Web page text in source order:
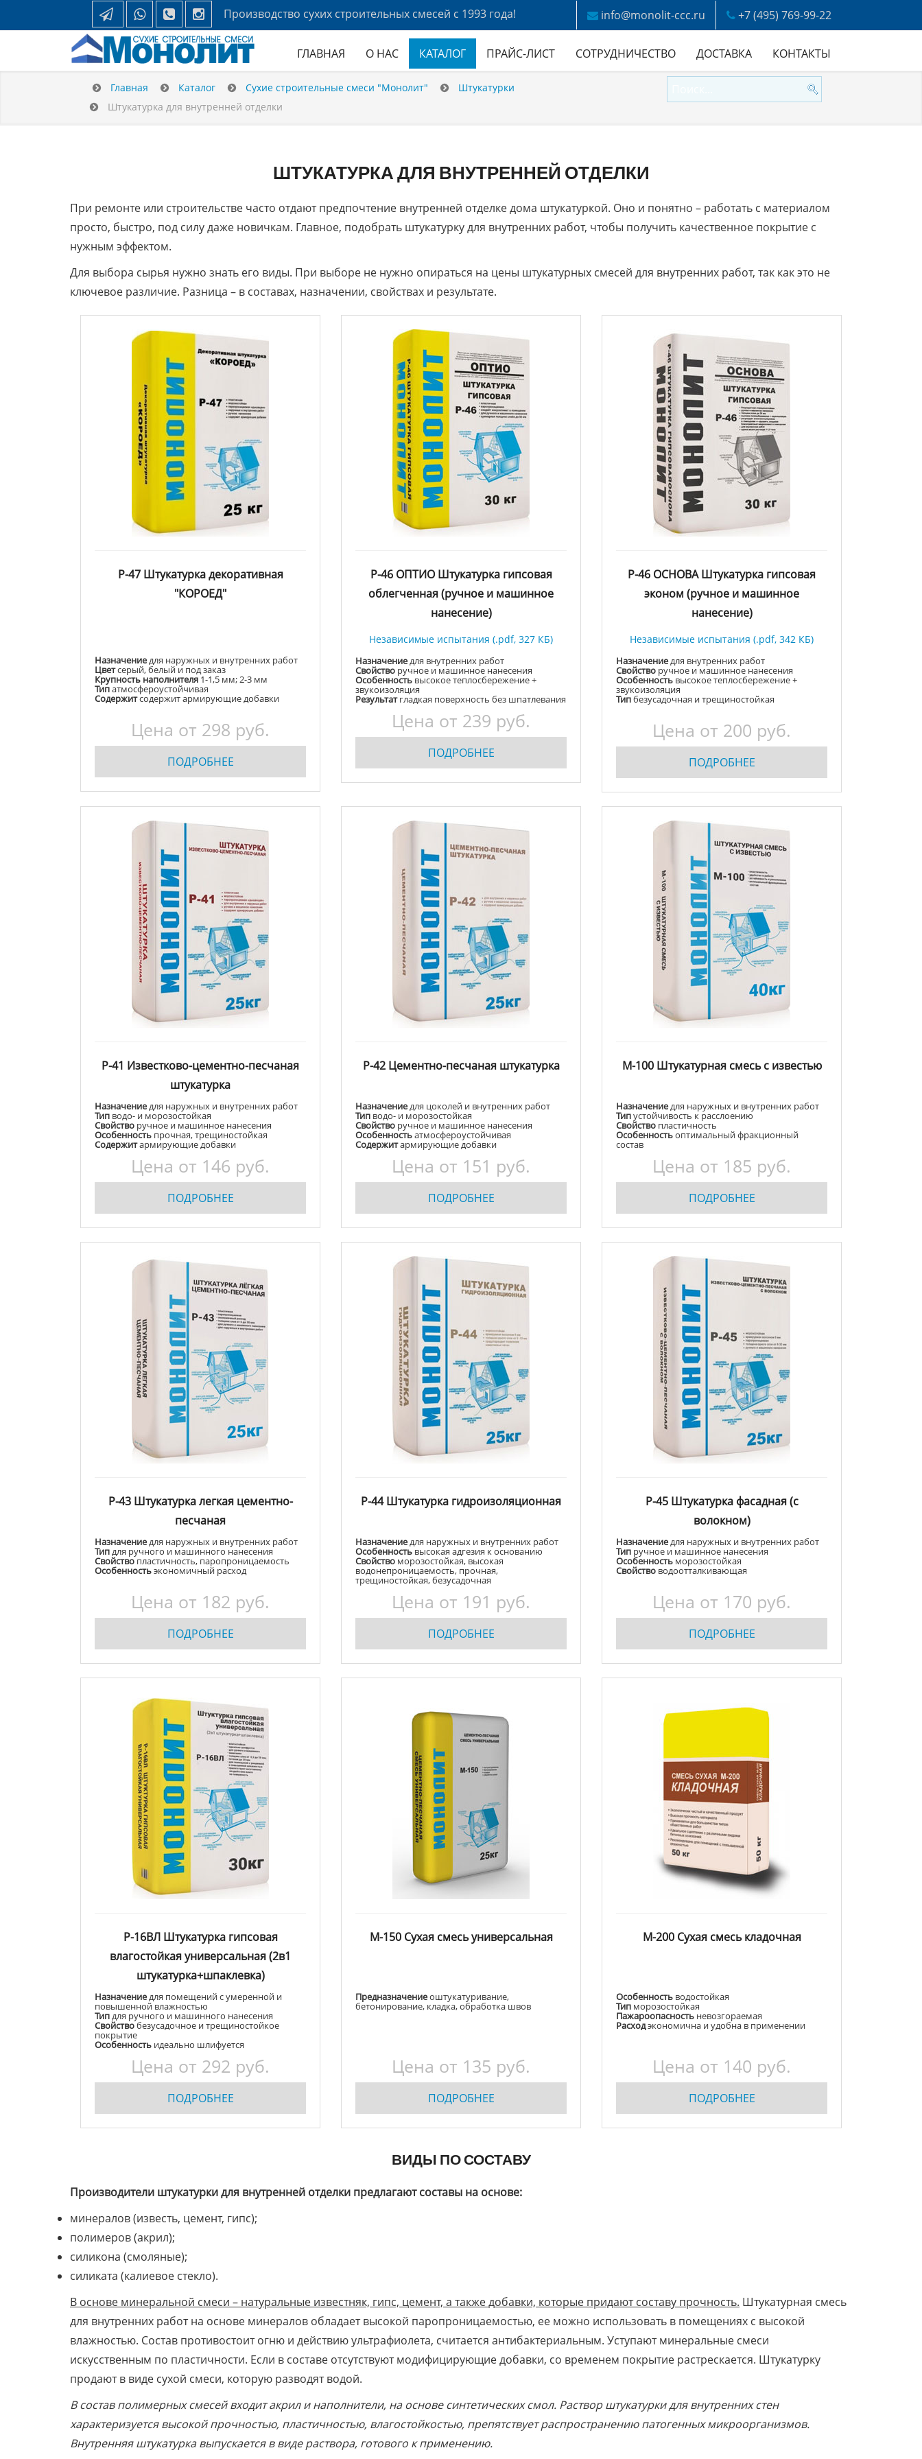
Производство сухих строительных смесей с 1993 года! info@monolit-ccc.ru +7 (495) 769-99-22
ГЛАВНАЯ О НАС КАТАЛОГ ПРАЙС-ЛИСТ СОТРУДНИЧЕСТВО ДОСТАВКА КОНТАКТЫ
Главная Каталог Сухие строительные смеси "Монолит"
Штукатурки
Штукатурка для внутренней отделки
ШТУКАТУРКА ДЛЯ ВНУТРЕННЕЙ ОТДЕЛКИ
При ремонте или строительстве часто отдают предпочтение внутренней отделке дома штукатуркой. Оно и понятно – работать с материалом
просто, быстро, под силу даже новичкам. Главное, подобрать штукатурку для внутренних работ, чтобы получить качественное покрытие с
нужным эффектом.
Для выбора сырья нужно знать его виды. При выборе не нужно опираться на цены штукатурных смесей для внутренних работ, так как это не
ключевое различие. Разница – в составах, назначении, свойствах и результате.
Р-47 Штукатурка декоративная
"КОРОЕД"
Назначениедля наружных и внутренних работ
Цветсерый, белый и под заказ
Крупность наполнителя 1-1,5 мм; 2-3 мм
Типатмосфероустойчивая
Содержитсодержит армирующие добавки
Цена от 298 руб.
ПОДРОБНЕЕ
Р-46 ОПТИО Штукатурка гипсовая
облегченная (ручное и машинное
нанесение)
Независимые испытания (.pdf, 327 КБ)
Назначениедля внутренних работ
Свойство ручное и машинное нанесения
Особенность высокое теплосбережение +
звукоизоляция
Результатгладкая поверхность без шпатлевания
Цена от 239 руб.
ПОДРОБНЕЕ
Р-46 ОСНОВА Штукатурка гипсовая
эконом (ручное и машинное
нанесение)
Независимые испытания (.pdf, 342 КБ)
Назначениедля внутренних работ
Свойство ручное и машинное нанесения
Особенность высокое теплосбережение +
звукоизоляция
Типбезусадочная и трещиностойкая
Цена от 200 руб.
ПОДРОБНЕЕ
Р-41 Известково-цементно-песчаная
штукатурка
Назначениедля наружных и внутренних работ
Тип водо- и морозостойкая
Свойство ручное и машинное нанесения
Особенность прочная, трещиностойкая
Содержитармирующие добавки
Цена от 146 руб.
ПОДРОБНЕЕ
Р-42 Цементно-песчаная штукатурка
Назначениедля цоколей и внутренних работ
Тип водо- и морозостойкая
Свойство ручное и машинное нанесения
Особенностьатмосфероустойчивая
Содержитармирующие добавки
Цена от 151 руб.
ПОДРОБНЕЕ
М-100 Штукатурная смесь с известью
Назначениедля наружных и внутренних работ
Типустойчивость к расслоению
Свойство пластичность
Особенностьоптимальный фракционный
состав
Цена от 185 руб.
ПОДРОБНЕЕ
Р-43 Штукатурка легкая цементно-
песчаная
Назначениедля наружных и внутренних работ
Типдля ручного и машинного нанесения
Свойствопластичность, паропроницаемость
Особенностьэкономичный расход
Цена от 182 руб.
ПОДРОБНЕЕ
Р-44 Штукатурка гидроизоляционная
Назначениедля наружных и внутренних работ
Особенность высокая адгезия к основанию
Свойство морозостойкая, высокая
водонепроницаемость, прочная,
трещиностойкая, безусадочная
Цена от 191 руб.
ПОДРОБНЕЕ
Р-45 Штукатурка фасадная (с
волокном)
Назначениедля наружных и внутренних работ
Тип ручное и машинное нанесения
Особенность морозостойкая
Свойство водоотталкивающая
Цена от 170 руб.
ПОДРОБНЕЕ
Р-16ВЛ Штукатурка гипсовая
влагостойкая универсальная (2в1
штукатурка+шпаклевка)
Назначениедля помещений с умеренной и
повышенной влажностью
Типдля ручного и машинного нанесения
Свойствобезусадочное и трещиностойкое
покрытие
Особенность идеально шлифуется
Цена от 292 руб.
ПОДРОБНЕЕ
М-150 Сухая смесь универсальная
Предназначениеоштукатуривание,
бетонирование, кладка, обработка швов
Цена от 135 руб.
ПОДРОБНЕЕ
М-200 Сухая смесь кладочная
Особенность водостойкая
Тип морозостойкая
Пажароопасность невозгораемая
Расходэкономична и удобна в применении
Цена от 140 руб.
ПОДРОБНЕЕ
ВИДЫ ПО СОСТАВУ
Производители штукатурки для внутренней отделки предлагают составы на основе:
минералов (известь, цемент, гипс);
полимеров (акрил);
силикона (смоляные);
силиката (калиевое стекло).
В основе минеральной смеси – натуральные известняк, гипс, цемент, а также добавки, которые придают составу прочность. Штукатурная смесь
для внутренних работ на основе минералов обладает высокой паропроницаемостью, ее можно использовать в помещениях с высокой
влажностью. Состав противостоит огню и действию ультрафиолета, считается антибактериальным. Уступают минеральные смеси
искусственным по пластичности. Если в составе отсутствуют модифицирующие добавки, со временем покрытие растрескается. Штукатурку
продают в виде сухой смеси, которую разводят водой.
В состав полимерных смесей входит акрил и наполнители, на основе синтетических смол. Раствор штукатурки для внутренних стен
характеризуется высокой прочностью, пластичностью, влагостойкостью, препятствует распространению патогенных микроорганизмов.
Внутренняя штукатурка выпускается в виде раствора, готового к применению.